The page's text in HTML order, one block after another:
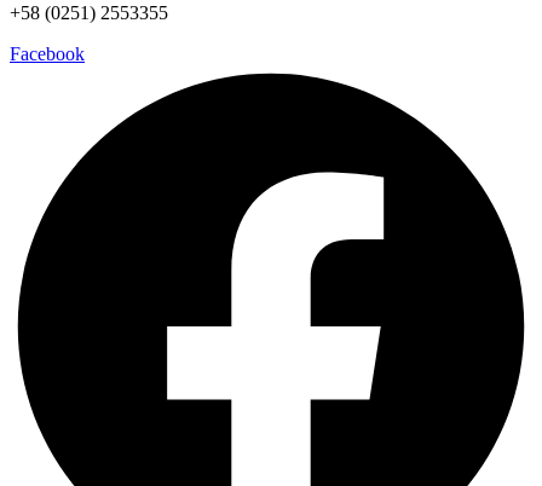
+58 (0251) 2553355
Facebook